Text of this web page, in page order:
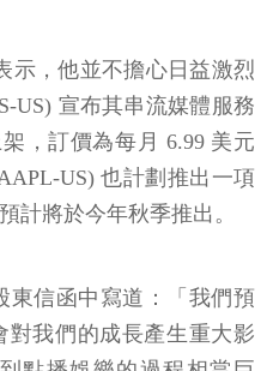
示，他並不擔心日益激烈
US) 宣布其串流媒體服務
，訂價為每月 6.99 美元
US) 也計劃推出一項
計將於今年秋季推出。
東信函中寫道：「我們預
我們的成長產生重大影